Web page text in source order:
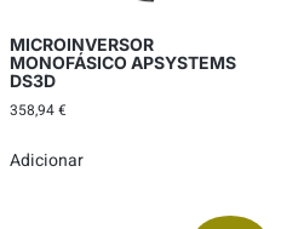
MICROINVERSOR
MONOFÁSICO APSYSTEMS
DS3D
358,94€
Adicionar